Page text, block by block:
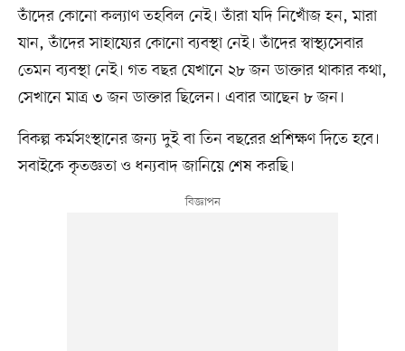
তাঁদের কোনো কল্যাণ তহবিল নেই। তাঁরা যদি নিখোঁজ হন, মারা
যান, তাঁদের সাহায্যের কোনো ব্যবস্থা নেই। তাঁদের স্বাস্থ্যসেবার
তেমন ব্যবস্থা নেই। গত বছর যেখানে ২৮ জন ডাক্তার থাকার কথা,
সেখানে মাত্র ৩ জন ডাক্তার ছিলেন। এবার আছেন ৮ জন।
বিকল্প কর্মসংস্থানের জন্য দুই বা তিন বছরের প্রশিক্ষণ দিতে হবে।
সবাইকে কৃতজ্ঞতা ও ধন্যবাদ জানিয়ে শেষ করছি।